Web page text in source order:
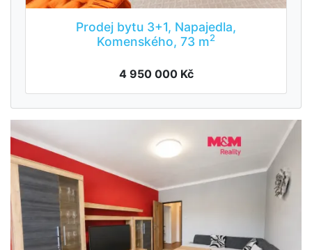
Prodej bytu 3+1, Napajedla,
Komenského, 73 m2
4 950 000 Kč